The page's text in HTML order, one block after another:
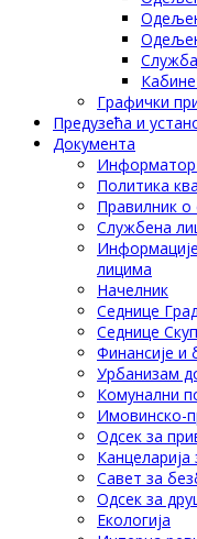
Графички
Предузећа и
Документа
Информатор
Политика
Правилник о
Службена
лицима
Начелник
Седнице
Седнице
Финансије и
Урбанизам
Комунални
Имовинско-
Одсек за
Савет за
Одсек за
Eкологија